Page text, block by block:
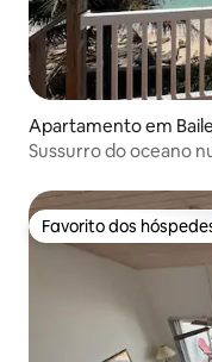
Apartamento em
Sussurro do oceano
Favorito dos
Favorito dos